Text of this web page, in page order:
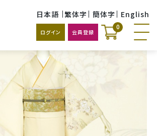
日本語 繁体字 簡体字 English
ログイン 会員登録
0